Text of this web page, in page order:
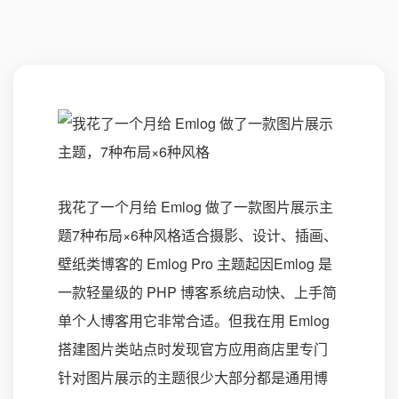
我花了一个月给 Emlog 做了一款图片展示主
题7种布局×6种风格适合摄影、设计、插画、
壁纸类博客的 Emlog Pro 主题起因Emlog 是
一款轻量级的 PHP 博客系统启动快、上手简
单个人博客用它非常合适。但我在用 Emlog
搭建图片类站点时发现官方应用商店里专门
针对图片展示的主题很少大部分都是通用博